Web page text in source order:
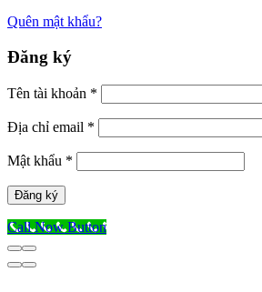
Quên mật khẩu?
Đăng ký
Tên tài khoản *
Địa chỉ email *
Mật khẩu *
Đăng ký
Call Now Button